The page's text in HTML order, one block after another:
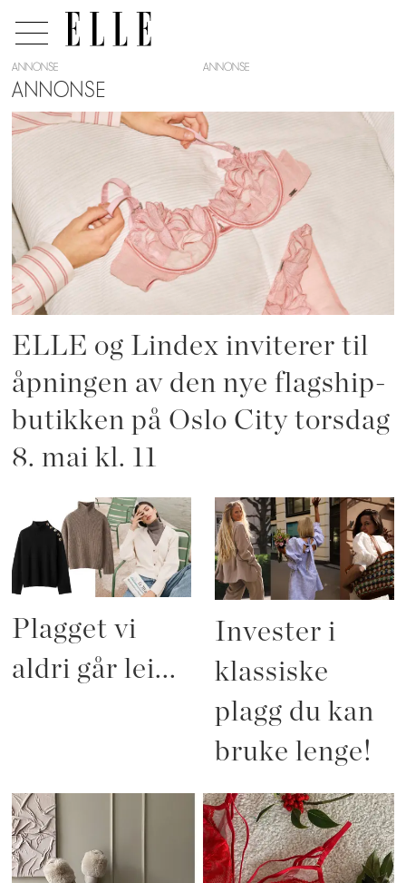
Tag:
lindex
ANNONSE
ANNONSE
ELLE og Lindex inviterer til
åpningen av den nye flagship-
butikken på Oslo City torsdag
8. mai kl. 11
Plagget vi
aldri går lei...
Invester i
klassiske
plagg du kan
bruke lenge!